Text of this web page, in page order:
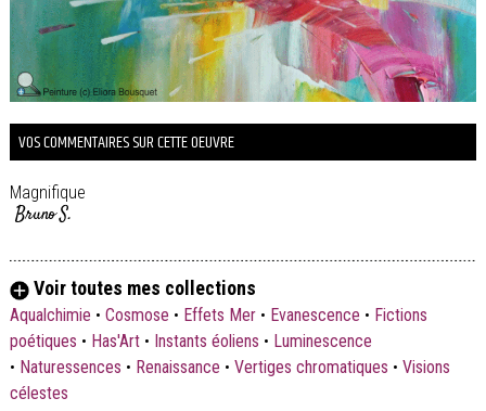
VOS COMMENTAIRES SUR CETTE OEUVRE
Magnifique
Bruno S.
Voir toutes mes collections
Aqualchimie • Cosmose • Effets Mer• Evanescence • Fictions
poétiques • Has'Art• Instants éoliens • Luminescence
• Naturessences • Renaissance • Vertiges chromatiques • Visions
célestes